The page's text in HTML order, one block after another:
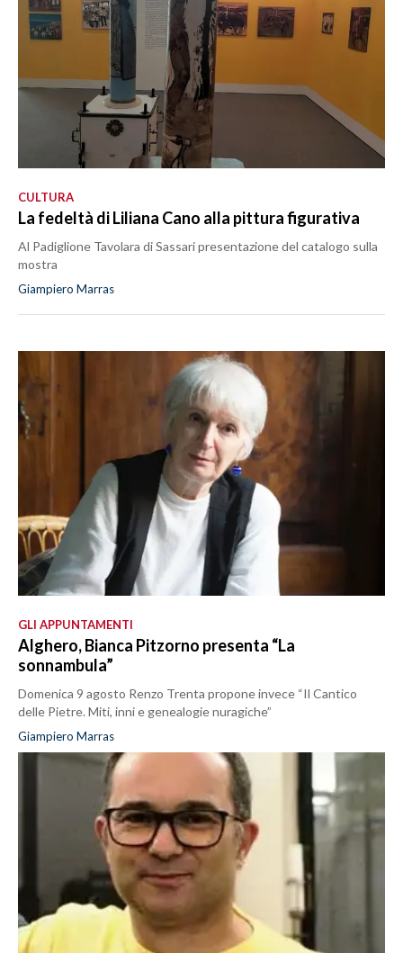
CULTURA
La fedeltà di Liliana Cano alla pittura figurativa
Al Padiglione Tavolara di Sassari presentazione del catalogo sulla
mostra
Giampiero Marras
GLI APPUNTAMENTI
Alghero, Bianca Pitzorno presenta “La
sonnambula”
Domenica 9 agosto Renzo Trenta propone invece “Il Cantico
delle Pietre. Miti, inni e genealogie nuragiche”
Giampiero Marras